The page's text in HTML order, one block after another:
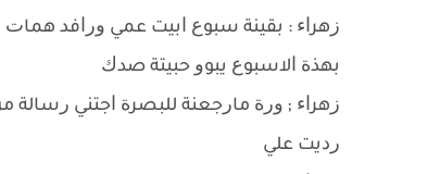
ﺯﻫﺮﺍﺀ : ﺑﻘﻴﻨﺔ ﺳﺒﻮﻉ ﺍﺑﻴﺖ ﻋﻤﻲ ﻭﺭﺍﻓﺪ
ﺑﻬﺬﺓ ﺍﻻﺳﺒﻮﻉ ﻳﺒﻮﻭ ﺣﺒﻴﺘﺔ ﺻﺪﻙ
ﺯﻫﺮﺍﺀ ; ﻭﺭﺓ ﻣﺎﺭﺟﻌﻨﺔ ﻟﻠﺒﺼﺮﺓ ﺍﺟﺘﻨﻲ
ﺭﺩﻳﺖ ﻋﻠﻲ